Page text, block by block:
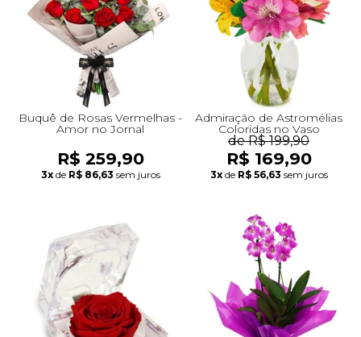
Buquê de Rosas Vermelhas -
Amor no Jornal
R$ 259,90
3x de R$ 86,63 sem juros
Admiração de Astromélias
Coloridas no Vaso
de R$ 199,90
R$ 169,90
3x de R$ 56,63 sem juros